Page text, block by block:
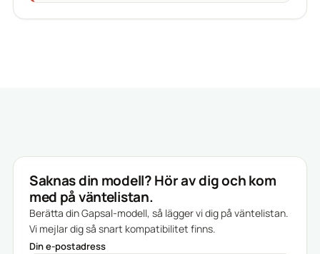
Saknas din modell? Hör av dig och kom
med på väntelistan.
Berätta din Gapsal-modell, så lägger vi dig på väntelistan.
Vi mejlar dig så snart kompatibilitet finns.
Din e-postadress